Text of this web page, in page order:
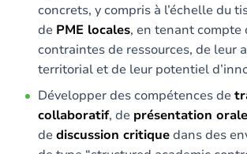
concrets, y compris à l’échelle du
de PME locales, en tenant compte
contraintes de ressources, de leur
territorial et de leur potentiel
Développer des compétences de
collaboratif, de présentation orale
dediscussion critiquedans des